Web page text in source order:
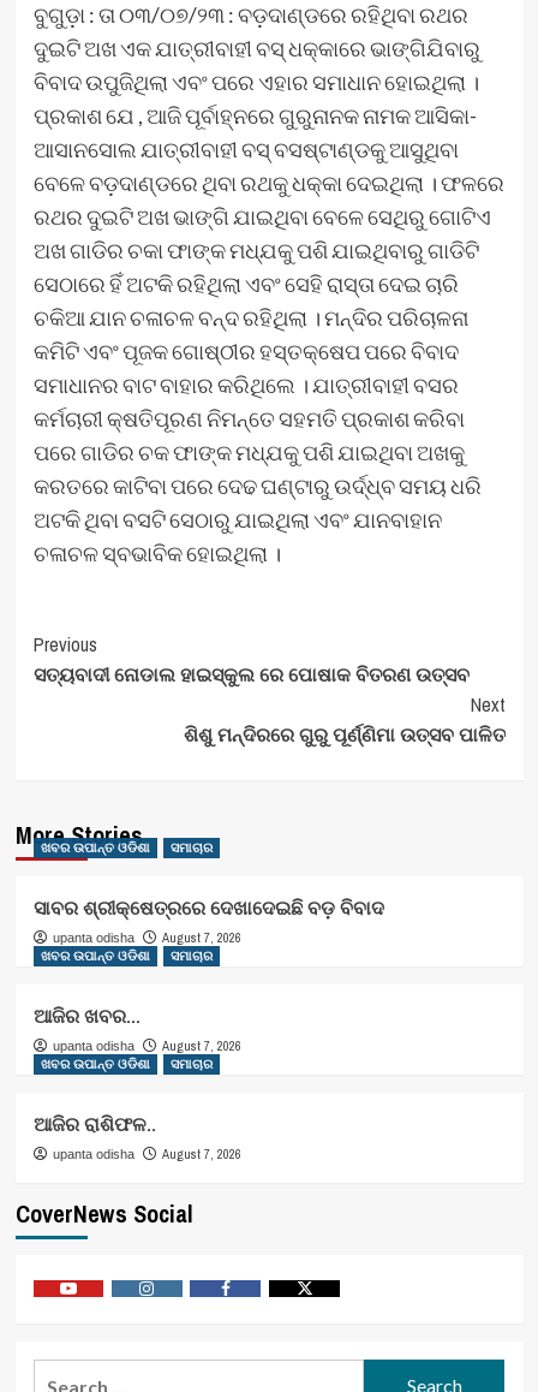
ବୁଗୁଡ଼ା : ତା ୦୩/୦୭/୨୩ : ବଡ଼ଦାଣ୍ଡରେ ରହିଥିବା ରଥର
ଦୁଇଟି ଅଖ ଏକ ଯାତ୍ରୀବାହୀ ବସ୍ ଧକ୍କାରେ ଭାଙ୍ଗିଯିବାରୁ
ବିବାଦ ଉପୁଜିଥିଲା ଏବଂ ପରେ ଏହାର ସମାଧାନ ହୋଇଥିଲା ।
ପ୍ରକାଶ ଯେ , ଆଜି ପୂର୍ବାହ୍ନରେ ଗୁରୁନାନକ ନାମକ ଆସିକା-
ଆସାନସୋଲ ଯାତ୍ରୀବାହୀ ବସ୍ ବସଷ୍ଟାଣ୍ଡକୁ ଆସୁଥିବା
ବେଳେ ବଡ଼ଦାଣ୍ଡରେ ଥିବା ରଥକୁ ଧକ୍କା ଦେଇଥିଲା । ଫଳରେ
ରଥର ଦୁଇଟି ଅଖ ଭାଙ୍ଗି ଯାଇଥିବା ବେଳେ ସେଥିରୁ ଗୋଟିଏ
ଅଖ ଗାଡିର ଚକା ଫାଙ୍କ ମଧ୍ଯକୁ ପଶି ଯାଇଥିବାରୁ ଗାଡିଟି
ସେଠାରେ ହିଁ ଅଟକି ରହିଥିଲା ଏବଂ ସେହି ରାସ୍ତା ଦେଇ ଚାରି
ଚକିଆ ଯାନ ଚଳାଚଳ ବନ୍ଦ ରହିଥିଲା । ମନ୍ଦିର ପରିଚାଳନା
କମିଟି ଏବଂ ପୂଜକ ଗୋଷ୍ଠୀର ହସ୍ତକ୍ଷେପ ପରେ ବିବାଦ
ସମାଧାନର ବାଟ ବାହାର କରିଥିଲେ । ଯାତ୍ରୀବାହୀ ବସର
କର୍ମଚାରୀ କ୍ଷତିପୂରଣ ନିମନ୍ତେ ସହମତି ପ୍ରକାଶ କରିବା
ପରେ ଗାଡିର ଚକ ଫାଙ୍କ ମଧ୍ଯକୁ ପଶି ଯାଇଥିବା ଅଖକୁ
କରତରେ କାଟିବା ପରେ ଦେଢ ଘଣ୍ଟାରୁ ଉର୍ଦ୍ଧ୍ବ ସମୟ ଧରି
ଅଟକି ଥିବା ବସଟି ସେଠାରୁ ଯାଇଥିଲା ଏବଂ ଯାନବାହାନ
ଚଳାଚଳ ସ୍ବଭାବିକ ହୋଇଥିଲା ।
Post
Navigation
Previous
ସତ୍ୟବାଦୀ ନୋଡାଲ ହାଇସ୍କୁଲ ରେ ପୋଷାକ ବିତରଣ ଉତ୍ସବ
Next
ଶିଶୁ ମନ୍ଦିରରେ ଗୁରୁ ପୂର୍ଣ୍ଣିମା ଉତ୍ସବ ପାଳିତ
More Stories
ଖବର ଉପାନ୍ତ ଓଡିଶା ସମାଚାର
ସାବର ଶ୍ରୀକ୍ଷେତ୍ରରେ ଦେଖାଦେଇଛି ବଡ଼ ବିବାଦ
upanta odisha
August 7, 2026
ଖବର ଉପାନ୍ତ ଓଡିଶା
ସମାଚାର
ଆଜିର ଖବର…
upanta odisha
August 7, 2026
ଖବର ଉପାନ୍ତ ଓଡିଶା
ସମାଚାର
ଆଜିର ରାଶିଫଳ..
upanta odisha August 7, 2026
CoverNews Social